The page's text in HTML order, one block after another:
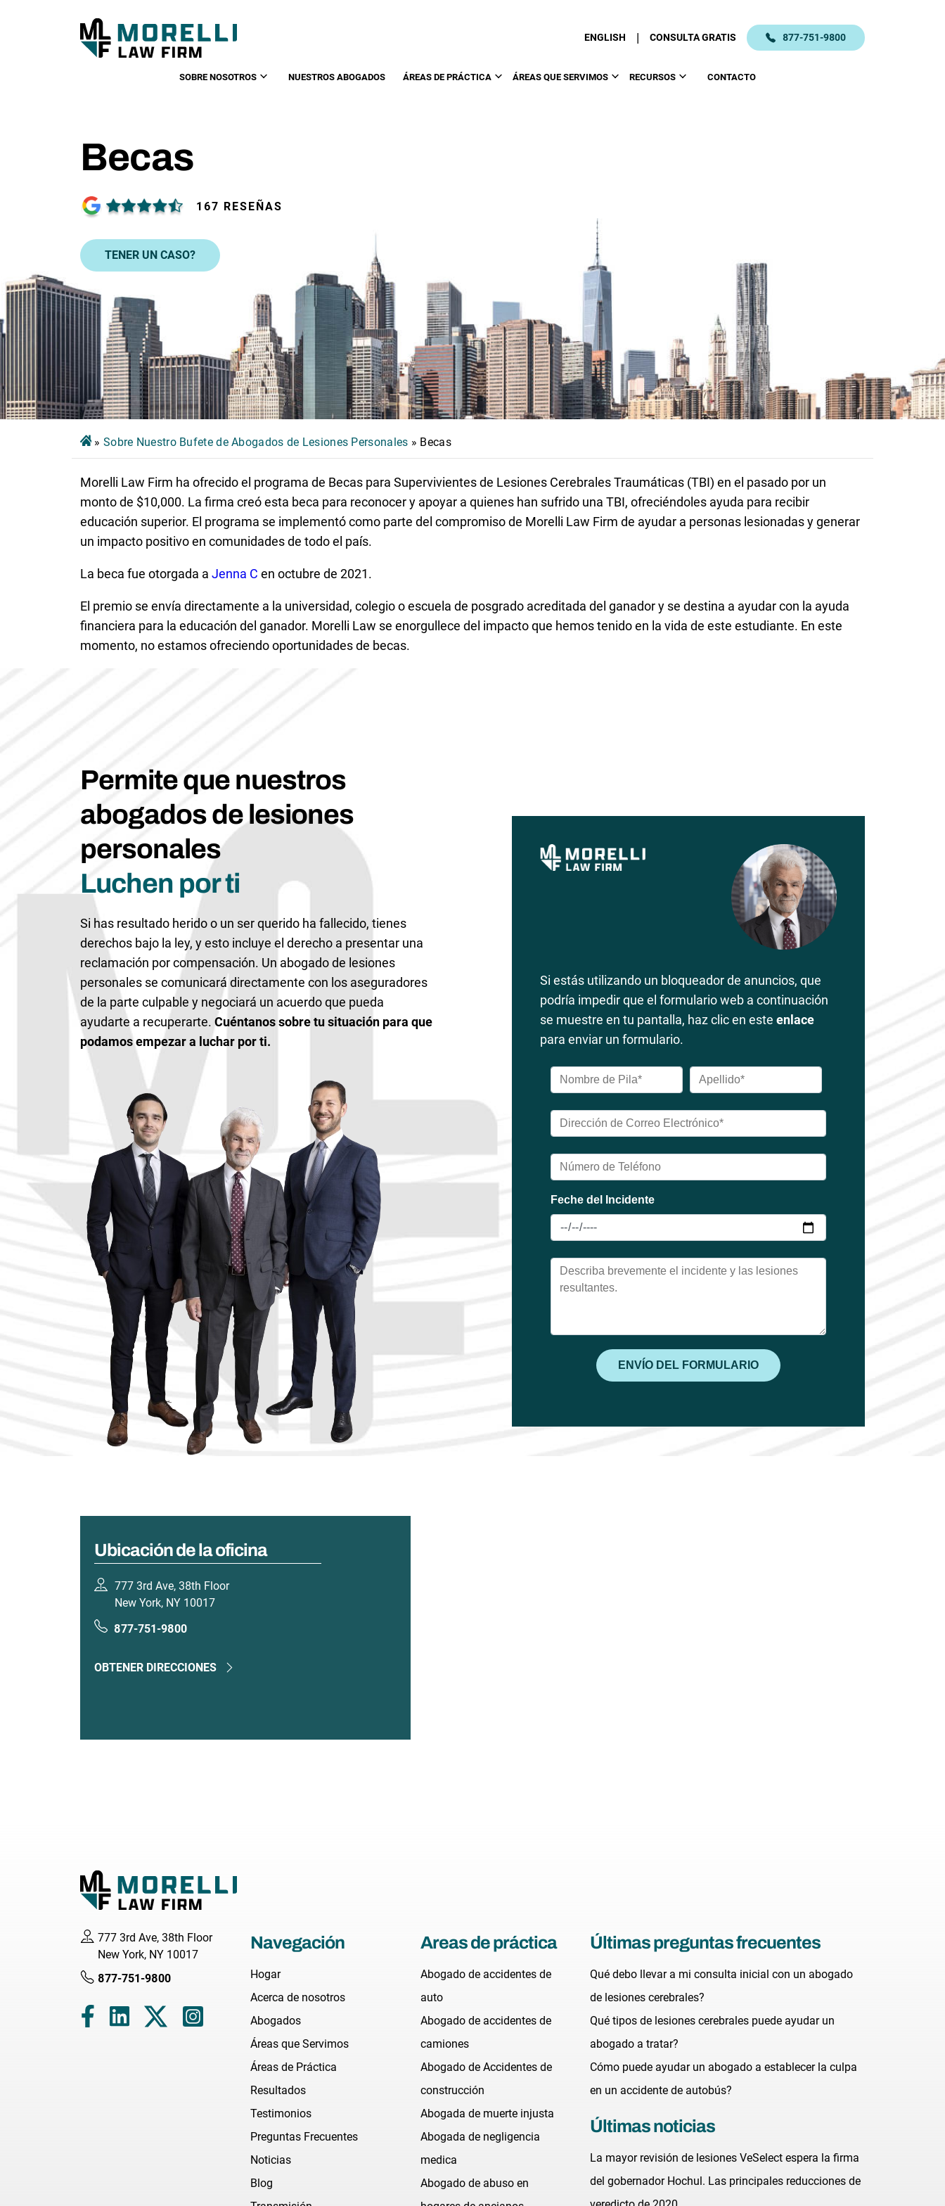
ENGLISH | CONSULTA GRATIS 877-751-9800
SOBRE NOSOTROS NUESTROS ABOGADOS ÁREAS DE PRÁCTICA ÁREAS QUE SERVIMOS RECURSOS CONTACTO
Becas
167 RESEÑAS
TENER UN CASO?
» Sobre Nuestro Bufete de Abogados de Lesiones Personales » Becas
Morelli Law Firm ha ofrecido el programa de Becas para Supervivientes de Lesiones Cerebrales Traumáticas (TBI) en el pasado por un
monto de $10,000. La firma creó esta beca para reconocer y apoyar a quienes han sufrido una TBI, ofreciéndoles ayuda para recibir
educación superior. El programa se implementó como parte del compromiso de Morelli Law Firm de ayudar a personas lesionadas y generar
un impacto positivo en comunidades de todo el país.
La beca fue otorgada a Jenna C en octubre de 2021.
El premio se envía directamente a la universidad, colegio o escuela de posgrado acreditada del ganador y se destina a ayudar con la ayuda
financiera para la educación del ganador. Morelli Law se enorgullece del impacto que hemos tenido en la vida de este estudiante. En este
momento, no estamos ofreciendo oportunidades de becas.
Permite que nuestros
abogados de lesiones
personales
Luchen por ti
Si has resultado herido o un ser querido ha fallecido, tienes
derechos bajo la ley, y esto incluye el derecho a presentar una
reclamación por compensación. Un abogado de lesiones
personales se comunicará directamente con los aseguradores
de la parte culpable y negociará un acuerdo que pueda
ayudarte a recuperarte. Cuéntanos sobre tu situación para que
podamos empezar a luchar por ti.
Si estás utilizando un bloqueador de anuncios, que
podría impedir que el formulario web a continuación
se muestre en tu pantalla, haz clic en este enlace
para enviar un formulario.
Ubicación de la oficina
777 3rd Ave, 38th Floor
New York, NY 10017
877-751-9800
OBTENER DIRECCIONES
777 3rd Ave, 38th Floor
New York, NY 10017
877-751-9800
Navegación
Hogar
Acerca de nosotros
Abogados
Áreas que Servimos
Áreas de Práctica
Resultados
Testimonios
Preguntas Frecuentes
Noticias
Blog
Areas de práctica
Abogado de accidentes de
auto
Abogado de accidentes de
camiones
Abogado de Accidentes de
construcción
Abogada de muerte injusta
Abogada de negligencia
medica
Abogado de abuso en
Últimas preguntas frecuentes
Qué debo llevar a mi consulta inicial con un abogado
de lesiones cerebrales?
Qué tipos de lesiones cerebrales puede ayudar un
abogado a tratar?
Cómo puede ayudar un abogado a establecer la culpa
en un accidente de autobús?
Últimas noticias
La mayor revisión de lesiones VeSelect espera la firma
del gobernador Hochul. Las principales reducciones de